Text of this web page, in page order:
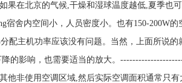
果在北京的气候,干燥和湿球温度越低,夏季也
宿舍内空间小，人员密度小。也有150-200W
配主机功率应该没有问题。当然，上面所说
的影响，也需要适当的放大。
他非使用空调区域,然后实际空调面积通常只